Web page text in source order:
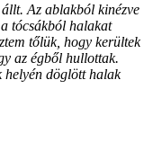
Az ablakból kinézve
tócsákból halakat
tőlük, hogy kerültek
az égből hullottak.
helyén döglött halak